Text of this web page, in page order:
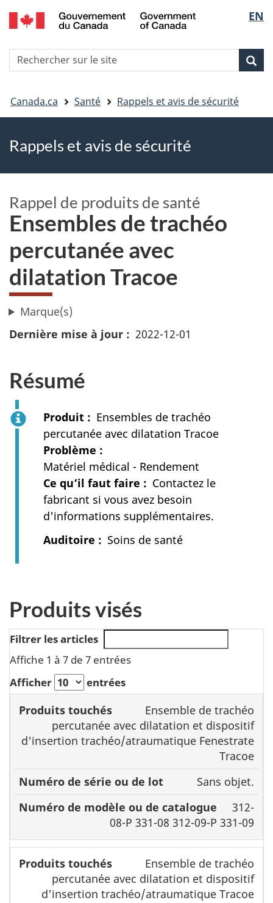
Skip
to
Skip
to
Passer
à
HTML
de
la
EN
Recherche
Vous
êtes
ici
Canada.ca Santé Rappels et avis de sécurité
Rappels et avis de sécurité
Rappel de produits de santé
Ensembles de trachéo
percutanée avec
dilatation Tracoe
Marque(s)
Dernière mise à jour
2022-12-01
Résumé
Produit
Ensembles de trachéo
percutanée avec dilatation Tracoe
Problème
Matériel médical - Rendement
Ce qu’il faut faire
Contactez le
fabricant si vous avez besoin
d'informations supplémentaires.
Auditoire
Soins de santé
Produits visés
Filtrer les articles
Affiche 1 à 7 de 7 entrées
Afficher
entrées
Produits
Numéro
de série
ou de
Numéro de
modèle ou de
Ensemble de trachéo
percutanée avec dilatation et dispositif
d'insertion trachéo/atraumatique Fenestrate
Tracoe
Sans objet.
312-
08-P 331-08 312-09-P 331-09
Ensemble de trachéo
percutanée avec dilatation et dispositif
d'insertion trachéo/atraumatique Tracoe